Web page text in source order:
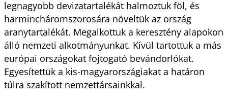
legnagyobb devizatartalékát halmoztuk föl, és
harmincháromszorosára növeltük az ország
aranytartalékát. Megalkottuk a keresztény alapokon
álló nemzeti alkotmányunkat. Kívül tartottuk a más
európai országokat fojtogató bevándorlókat.
Egyesítettük a kis-magyarországiakat a határon
túlra szakított nemzettársainkkal.